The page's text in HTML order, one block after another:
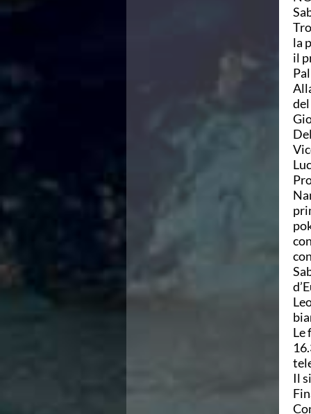
Primati
Albi d'oro - Primati
News
la
il
Le
Il